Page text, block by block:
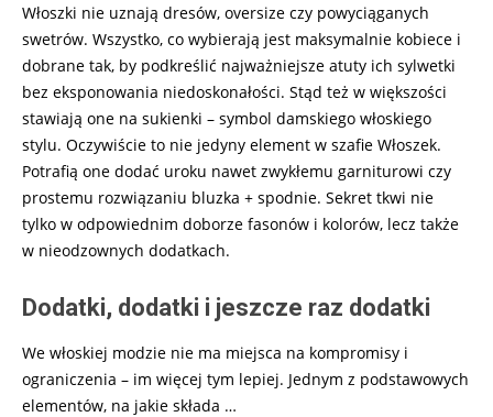
Włoszki nie uznają dresów, oversize czy powyciąganych
swetrów. Wszystko, co wybierają jest maksymalnie kobiece i
dobrane tak, by podkreślić najważniejsze atuty ich sylwetki
bez eksponowania niedoskonałości. Stąd też w większości
stawiają one na sukienki – symbol damskiego włoskiego
stylu. Oczywiście to nie jedyny element w szafie Włoszek.
Potrafią one dodać uroku nawet zwykłemu garniturowi czy
prostemu rozwiązaniu bluzka + spodnie. Sekret tkwi nie
tylko w odpowiednim doborze fasonów i kolorów, lecz także
w nieodzownych dodatkach.
Dodatki, dodatki i jeszcze raz dodatki
We włoskiej modzie nie ma miejsca na kompromisy i
ograniczenia – im więcej tym lepiej. Jednym z podstawowych
elementów, na jakie składa …